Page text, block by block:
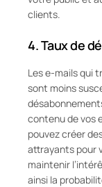
clients.
4.Taux de
Les e-mails qui
sont moins
contenu de vos
pouvez créer
attrayants pour
maintenir
ainsi la